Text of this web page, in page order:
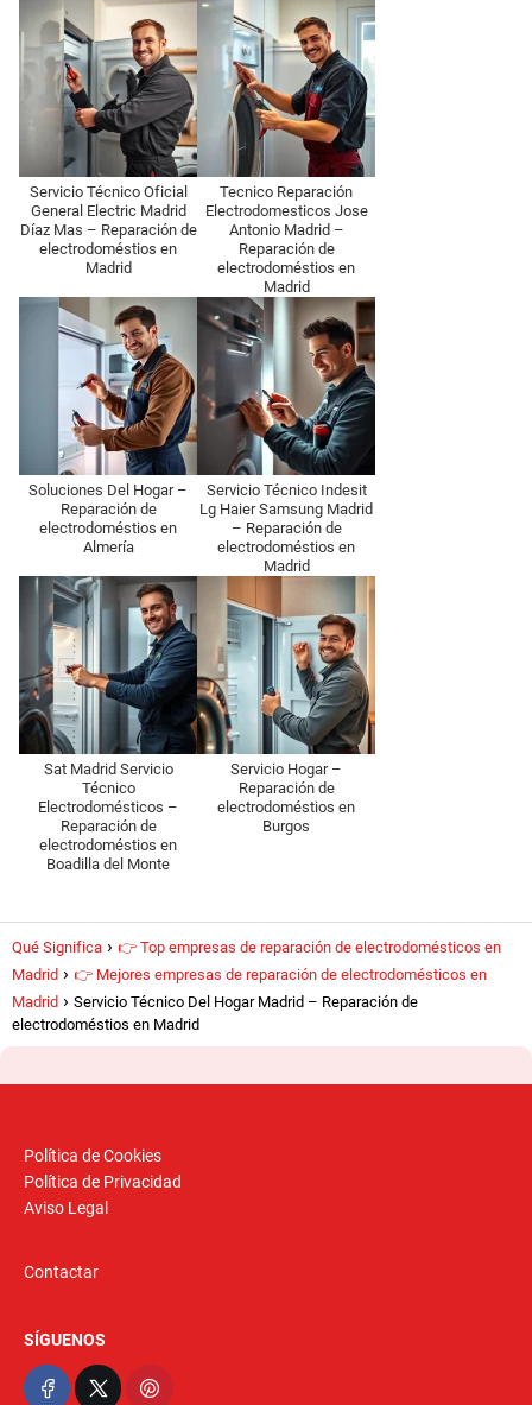
Servicio Técnico Oficial
General Electric Madrid
Díaz Mas – Reparación de
electrodoméstios en
Madrid
Tecnico Reparación
Electrodomesticos Jose
Antonio Madrid –
Reparación de
electrodoméstios en
Madrid
Soluciones Del Hogar –
Reparación de
electrodoméstios en
Almería
Servicio Técnico Indesit
Lg Haier Samsung Madrid
– Reparación de
electrodoméstios en
Madrid
Sat Madrid Servicio
Técnico
Electrodomésticos –
Reparación de
electrodoméstios en
Boadilla del Monte
Servicio Hogar –
Reparación de
electrodoméstios en
Burgos
Qué Significa
👉 Top empresas de reparación de electrodomésticos en
Madrid
👉 Mejores empresas de reparación de electrodomésticos en
Madrid
Servicio Técnico Del Hogar Madrid – Reparación de
electrodoméstios en Madrid
Política de Cookies
Política de Privacidad
Aviso Legal
Contactar
SÍGUENOS